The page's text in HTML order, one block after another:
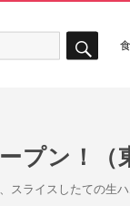
プン！（
スライスしたての生